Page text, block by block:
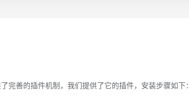
完善的插件机制，我们提供了它的插件，安装步骤如下：